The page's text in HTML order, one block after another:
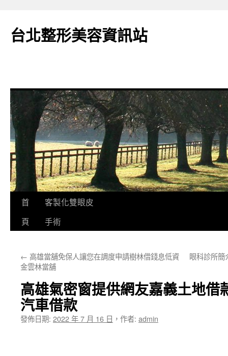
台北整形美容資訊站
跳
要
容
首
頁
客製化雙眼皮
手術
← 高雄當舖免保人讓您在調度申請樹林借錢息低資
金雲林當舖
眼科診所
高雄氣密窗提供網友嘉義土地借
汽車借款
發佈日期: 2022 年 7 月 16 日 ， 作者: admin